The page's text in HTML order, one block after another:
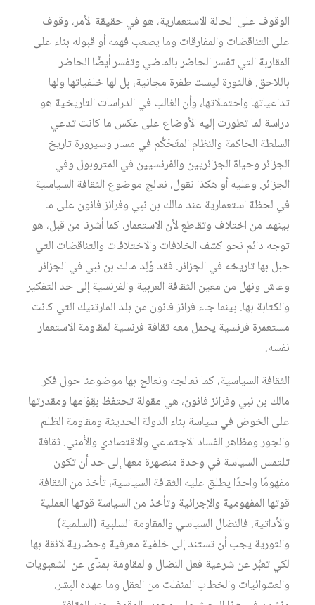
الوقوف على الحالة الاستعمارية، هو في حقيقة الأمر، وقوف
على التناقضات والمفارقات وما يصعب فهمه أو قبوله بناء على
المقاربة التي تفسر الحاضر بالماضي وتفسر أيضًا الحاضر
باللاحق. فالثورة ليست طفرة مجانية، بل لها خلفياتها ولها
تداعياتها واحتمالاتها، وأن الغالب في الدراسات التاريخية هو
دراسة لما تطورت إليه الأوضاع على عكس ما كانت تدعي
السلطة الحاكمة والنظام المتَحَكِّم في مسار وسيرورة تاريخ
الجزائر وحياة الجزائريين والفرنسيين في المتروبول وفي
الجزائر. وعليه أو هكذا نقول، نعالج موضوع الثقافة السياسية
في لحظة استعمارية عند مالك بن نبي وفرانز فانون على ما
بينهما من اختلاف وتقاطع لأن الاستعمار، كما أشرنا من قبل، هو
توجه دائم نحو كشف الخلافات والاختلافات والتناقضات التي
حبل بها تاريخه في الجزائر. فقد وُلِد مالك بن نبي في الجزائر
وعاش ونهل من معين الثقافة العربية والفرنسية إلى حد التفكير
والكتابة بها. بينما جاء فرانز فانون من بلد المارتنيك التي كانت
مستعمرة فرنسية يحمل معه ثقافة فرنسية لمقاومة الاستعمار
نفسه.
الثقافة السياسية، كما نعالجه ونعالج بها موضوعنا حول فكر
مالك بن نبي وفرانز فانون، هي مقولة تحتفظ بقِوَامها ومقدرتها
على الخوض في سياسة بناء الدولة الحديثة ومقاومة الظلم
والجور ومظاهر الفساد الاجتماعي والاقتصادي والأمني. ثقافة
تلتمس السياسة في وحدة منصهرة معها إلى حد أن تكون
مفهومًا واحدًا يطلق عليه الثقافة السياسية، تأخذ من الثقافة
قوتها المفهومية والإجرائية وتأخذ من السياسة قوتها العملية
والأداتية. فالنضال السياسي والمقاومة السلبية (السلمية)
والثورية يجب أن تستند إلى خلفية معرفية وحضارية لائقة بها
لكي تعبِّر عن شرعية فعل النضال والمقاومة بمنآى عن الشعبويات
والعشوائيات والخطاب المنفلت من العقل وما عهده البشر.